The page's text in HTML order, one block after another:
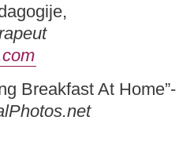
Breakfast At